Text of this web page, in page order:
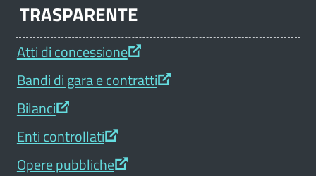
TRASPARENTE
Atti di concessione
Bandi di gara e contratti
Bilanci
Enti controllati
Opere pubbliche